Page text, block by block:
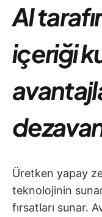
AI
içeriği
Üretken yapay
teknolojinin
fırsatları sunar.